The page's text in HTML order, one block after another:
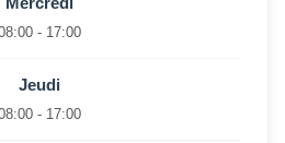
- 17:00
Jeudi
- 17:00